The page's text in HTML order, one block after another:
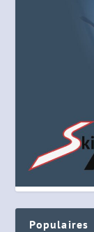
Populaires